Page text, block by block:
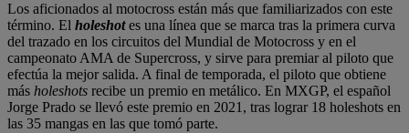
Los aficionados al motocross están más que familiarizados con este
término. El holeshotes una línea que se marca tras la primera curva
del trazado en los circuitos del Mundial de Motocross y en el
campeonato AMA de Supercross, y sirve para premiar al piloto que
efectúa la mejor salida. A final de temporada, el piloto que obtiene
más holeshots recibe un premio en metálico. En MXGP, el español
Jorge Prado se llevó este premio en 2021, tras lograr 18 holeshots en
las 35 mangas en las que tomó parte.